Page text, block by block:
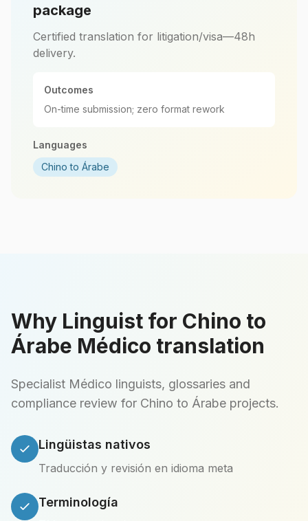
package
Certified translation for litigation/visa—48h
delivery.
Outcomes
On-time submission; zero format rework
Languages
Chino to Árabe
Why Linguist for Chino to
Árabe Médico translation
Specialist Médico linguists, glossaries and
compliance review for Chino to Árabe projects.
Lingüistas nativos
Traducción y revisión en idioma meta
Terminología